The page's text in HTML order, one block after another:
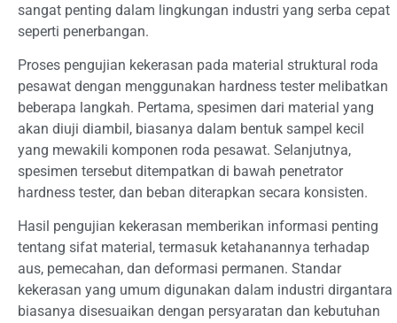
sangat penting dalam lingkungan industri yang serba cepat
seperti penerbangan.
Proses pengujian kekerasan pada material struktural roda
pesawat dengan menggunakan hardness tester melibatkan
beberapa langkah. Pertama, spesimen dari material yang
akan diuji diambil, biasanya dalam bentuk sampel kecil
yang mewakili komponen roda pesawat. Selanjutnya,
spesimen tersebut ditempatkan di bawah penetrator
hardness tester, dan beban diterapkan secara konsisten.
Hasil pengujian kekerasan memberikan informasi penting
tentang sifat material, termasuk ketahanannya terhadap
aus, pemecahan, dan deformasi permanen. Standar
kekerasan yang umum digunakan dalam industri dirgantara
biasanya disesuaikan dengan persyaratan dan kebutuhan